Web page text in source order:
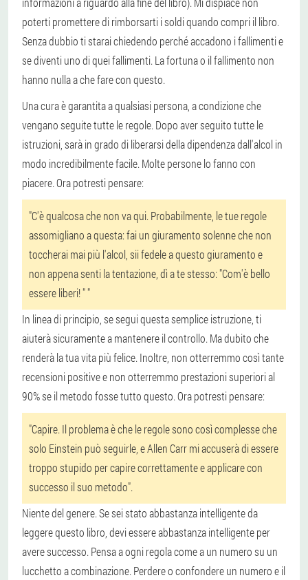
poterti promettere di rimborsarti i soldi quando compri il libro.
Senza dubbio ti starai chiedendo perché accadono i fallimenti e
se diventi uno di quei fallimenti. La fortuna o il fallimento non
hanno nulla a che fare con questo.
Una cura è garantita a qualsiasi persona, a condizione che
vengano seguite tutte le regole. Dopo aver seguito tutte le
istruzioni, sarà in grado di liberarsi della dipendenza dall'alcol in
modo incredibilmente facile. Molte persone lo fanno con
piacere. Ora potresti pensare:
"C'è qualcosa che non va qui. Probabilmente, le tue regole
assomigliano a questa: fai un giuramento solenne che non
toccherai mai più l'alcol, sii fedele a questo giuramento e
non appena senti la tentazione, dì a te stesso: "Com'è bello
essere liberi! " "
In linea di principio, se segui questa semplice istruzione, ti
aiuterà sicuramente a mantenere il controllo. Ma dubito che
renderà la tua vita più felice. Inoltre, non otterremmo così tante
recensioni positive e non otterremmo prestazioni superiori al
90% se il metodo fosse tutto questo. Ora potresti pensare:
"Capire. Il problema è che le regole sono così complesse che
solo Einstein può seguirle, e Allen Carr mi accuserà di essere
troppo stupido per capire correttamente e applicare con
successo il suo metodo".
Niente del genere. Se sei stato abbastanza intelligente da
leggere questo libro, devi essere abbastanza intelligente per
avere successo. Pensa a ogni regola come a un numero su un
lucchetto a combinazione. Perdere o confondere un numero e il